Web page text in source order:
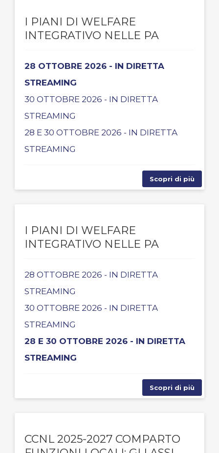
I PIANI DI WELFARE
INTEGRATIVO NELLE PA
28 OTTOBRE 2026 - IN DIRETTA
STREAMING
30 OTTOBRE 2026 - IN DIRETTA
STREAMING
28 E 30 OTTOBRE 2026 - IN DIRETTA
STREAMING
Scopri di più
I PIANI DI WELFARE
INTEGRATIVO NELLE PA
28 OTTOBRE 2026 - IN DIRETTA
STREAMING
30 OTTOBRE 2026 - IN DIRETTA
STREAMING
28 E 30 OTTOBRE 2026 - IN DIRETTA
STREAMING
Scopri di più
CCNL 2025-2027 COMPARTO